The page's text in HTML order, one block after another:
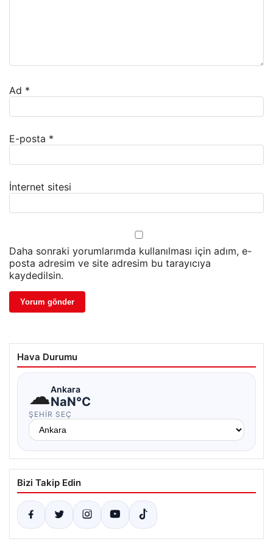
Ad *
E-posta *
İnternet sitesi
Daha sonraki yorumlarımda kullanılması için adım, e-
posta adresim ve site adresim bu tarayıcıya
kaydedilsin.
Hava Durumu
☁Ankara
NaN°C
ŞEHIR SEÇ
Bizi Takip Edin